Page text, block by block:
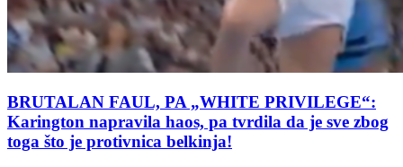
BRUTALAN FAUL, PA „WHITE PRIVILEGE“:
Karington napravila haos, pa tvrdila da je sve zbog
toga što je protivnica belkinja!